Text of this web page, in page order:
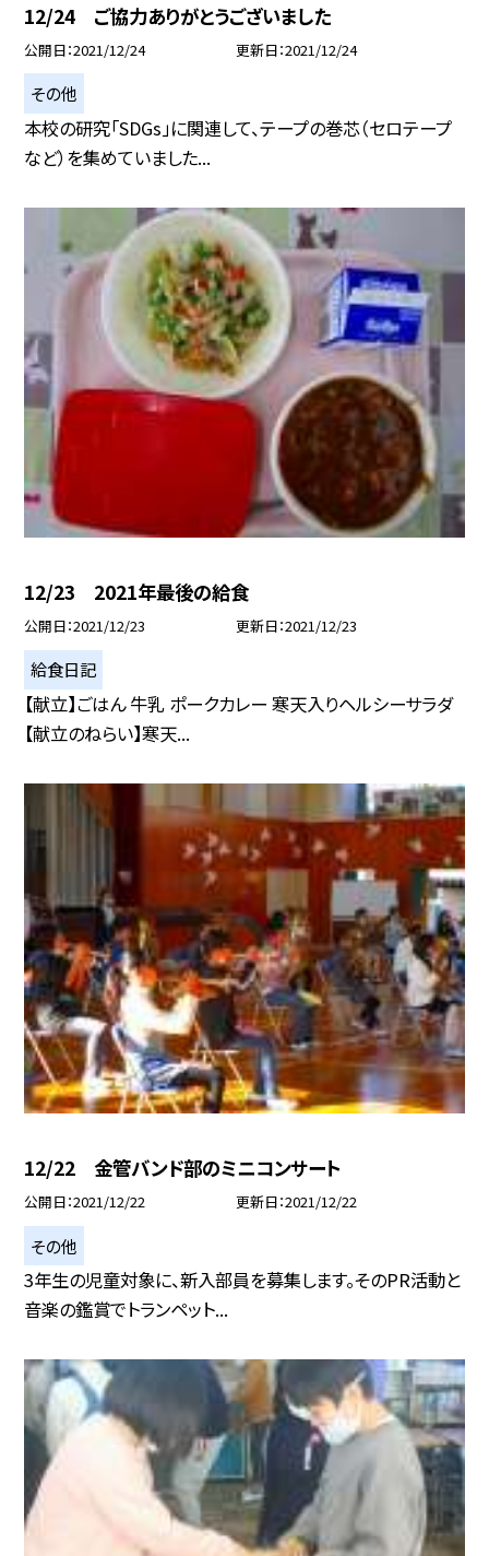
12/24 ご協力ありがとうございました
公開日 2021/12/24 更新日 2021/12/24
その他
本校の研究「SDGs」に関連して、テープの巻芯（セロテープ
など）を集めていました...
12/23 2021年最後の給食
公開日 2021/12/23 更新日 2021/12/23
給食日記
【献立】ごはん 牛乳 ポークカレー 寒天入りヘルシーサラダ
【献立のねらい】寒天...
12/22 金管バンド部のミニコンサート
公開日 2021/12/22 更新日 2021/12/22
その他
3年生の児童対象に、新入部員を募集します。そのPR活動と
音楽の鑑賞でトランペット...